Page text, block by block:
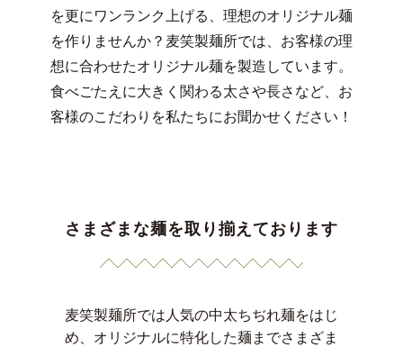
を更にワンランク上げる、理想のオリジナル麺
を作りませんか？麦笑製麺所では、お客様の理
想に合わせたオリジナル麺を製造しています。
食べごたえに大きく関わる太さや長さなど、お
客様のこだわりを私たちにお聞かせください！
さまざまな麺を取り揃えております
麦笑製麺所では人気の中太ちぢれ麺をはじ
め、オリジナルに特化した麺までさまざま